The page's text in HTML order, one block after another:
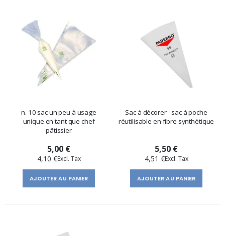
n. 10 sac un peu à usage
unique en tant que chef
pâtissier
5,00 €
4,10 €
AJOUTER AU PANIER
Sac à décorer - sac à poche
réutilisable en fibre synthétique
5,50 €
4,51 €
AJOUTER AU PANIER